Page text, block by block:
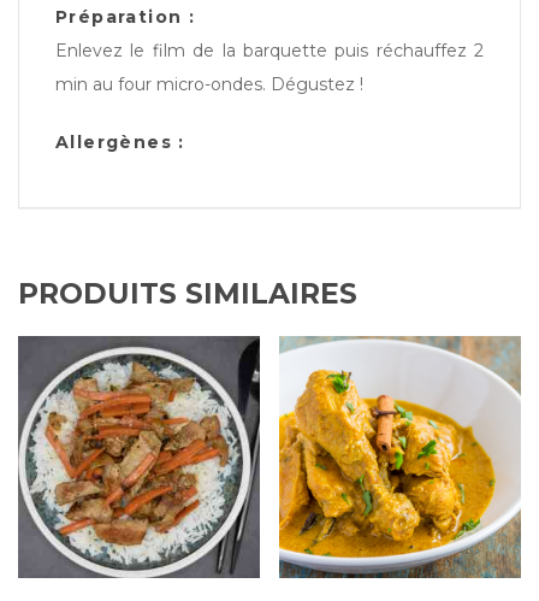
Préparation :
Enlevez le film de la barquette puis réchauffez 2
min au four micro-ondes. Dégustez !
Allergènes :
PRODUITS SIMILAIRES